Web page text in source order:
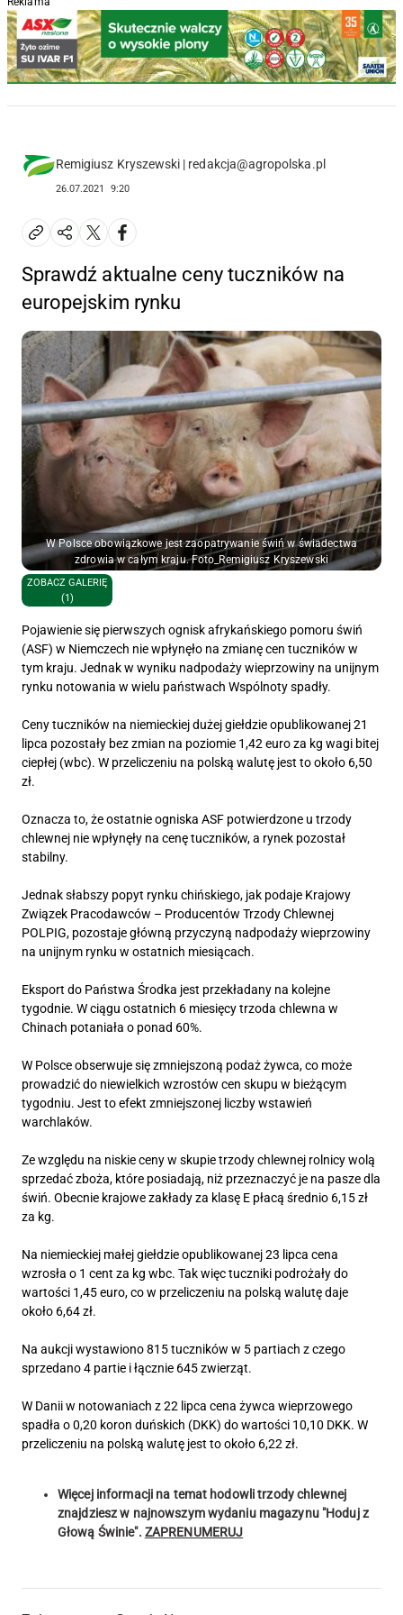
Remigiusz Kryszewski | redakcja@agropolska.pl
26.07.2021 9:20
Sprawdź aktualne ceny tuczników na
europejskim rynku
W Polsce obowiązkowe jest zaopatrywanie świń w świadectwa
zdrowia w całym kraju. Foto_Remigiusz Kryszewski
ZOBACZ GALERIĘ
(1)
Pojawienie się pierwszych ognisk afrykańskiego pomoru świń
(ASF) w Niemczech nie wpłynęło na zmianę cen tuczników w
tym kraju. Jednak w wyniku nadpodaży wieprzowiny na unijnym
rynku notowania w wielu państwach Wspólnoty spadły.
Ceny tuczników na niemieckiej dużej giełdzie opublikowanej 21
lipca pozostały bez zmian na poziomie 1,42 euro za kg wagi bitej
ciepłej (wbc). W przeliczeniu na polską walutę jest to około 6,50
zł.
Oznacza to, że ostatnie ogniska ASF potwierdzone u trzody
chlewnej nie wpłynęły na cenę tuczników, a rynek pozostał
stabilny.
Jednak słabszy popyt rynku chińskiego, jak podaje Krajowy
Związek Pracodawców – Producentów Trzody Chlewnej
POLPIG, pozostaje główną przyczyną nadpodaży wieprzowiny
na unijnym rynku w ostatnich miesiącach.
Eksport do Państwa Środka jest przekładany na kolejne
tygodnie. W ciągu ostatnich 6 miesięcy trzoda chlewna w
Chinach potaniała o ponad 60%.
W Polsce obserwuje się zmniejszoną podaż żywca, co może
prowadzić do niewielkich wzrostów cen skupu w bieżącym
tygodniu. Jest to efekt zmniejszonej liczby wstawień
warchlaków.
Ze względu na niskie ceny w skupie trzody chlewnej rolnicy wolą
sprzedać zboża, które posiadają, niż przeznaczyć je na pasze dla
świń. Obecnie krajowe zakłady za klasę E płacą średnio 6,15 zł
za kg.
Na niemieckiej małej giełdzie opublikowanej 23 lipca cena
wzrosła o 1 cent za kg wbc. Tak więc tuczniki podrożały do
wartości 1,45 euro, co w przeliczeniu na polską walutę daje
około 6,64 zł.
Na aukcji wystawiono 815 tuczników w 5 partiach z czego
sprzedano 4 partie i łącznie 645 zwierząt.
W Danii w notowaniach z 22 lipca cena żywca wieprzowego
spadła o 0,20 koron duńskich (DKK) do wartości 10,10 DKK. W
przeliczeniu na polską walutę jest to około 6,22 zł.
Więcej informacji na temat hodowli trzody chlewnej
znajdziesz w najnowszym wydaniu magazynu "Hoduj z
Głową Świnie". ZAPRENUMERUJ